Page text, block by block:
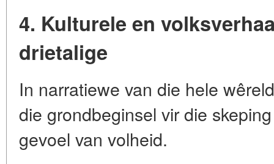
4. Kulturele en
drietalige
In narratiewe van die hele
die grondbeginsel vir die
gevoel van volheid.